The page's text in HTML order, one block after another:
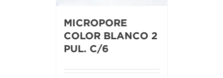
MICROPORE
COLOR BLANCO 2
PUL. C/6